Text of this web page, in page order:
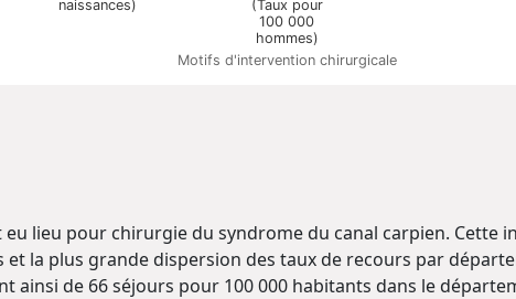
Motifs d'intervention chirurgicale
naissances)
(Taux pour
100 000
hommes)
eu lieu pour chirurgie du syndrome du canal carpien. Cette
la plus grande dispersion des taux de recours par
de 66 séjours pour 100 000 habitants dans le